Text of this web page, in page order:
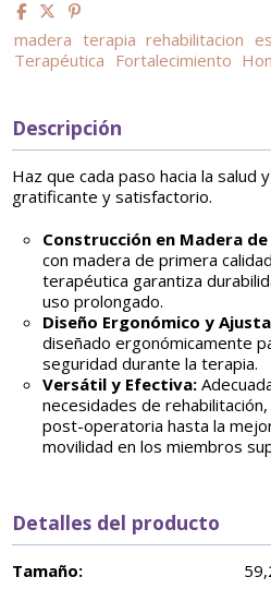
madera terapia rehabilitacion
Terapéutica Fortalecimiento
Descripción
Haz que cada paso hacia la salud
gratificante y satisfactorio.
Construcción en Madera
con madera de primera
terapéutica garantiza
uso prolongado.
Diseño Ergonómico y
diseñado ergonómicamente
seguridad durante la terapia.
Versátil y Efectiva:
necesidades de
post-operatoria hasta la
movilidad en los miembros
Detalles del producto
Tamaño: